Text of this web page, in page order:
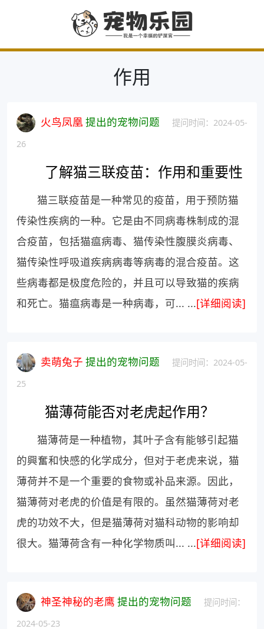
作用
火鸟凤凰 提出的宠物问题
提问时间：2024-05-
26
了解猫三联疫苗：作用和重要性
猫三联疫苗是一种常见的疫苗，用于预防猫
传染性疾病的一种。它是由不同病毒株制成的混
合疫苗，包括猫瘟病毒、猫传染性腹膜炎病毒、
猫传染性呼吸道疾病病毒等病毒的混合疫苗。这
些病毒都是极度危险的，并且可以导致猫的疾病
和死亡。猫瘟病毒是一种病毒，可... ...[详细阅读]
卖萌兔子 提出的宠物问题
提问时间：2024-05-
25
猫薄荷能否对老虎起作用？
猫薄荷是一种植物，其叶子含有能够引起猫
的興奮和快感的化学成分，但对于老虎来说，猫
薄荷并不是一个重要的食物或补品来源。因此，
猫薄荷对老虎的价值是有限的。虽然猫薄荷对老
虎的功效不大，但是猫薄荷对猫科动物的影响却
很大。猫薄荷含有一种化学物质叫... ...[详细阅读]
神圣神秘的老鹰 提出的宠物问题
提问时间：
2024-05-23